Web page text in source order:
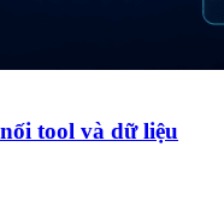
tool và dữ liệu